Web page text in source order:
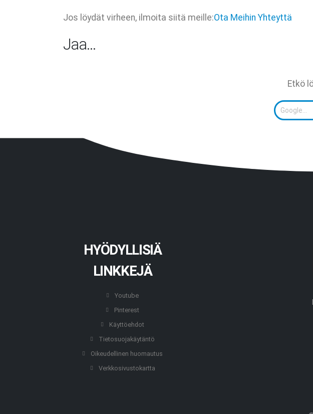
Jos löydät virheen, ilmoita siitä meille:Ota Meihin Yhteyttä
Jaa…
Etkö
HYÖDYLLISIÄ
LINKKEJÄ
Youtube
Pinterest
Käyttöehdot
Tietosuojakäytäntö
Oikeudellinen huomautus
Verkkosivustokartta